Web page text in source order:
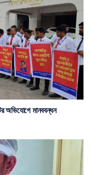
অভিযোগে মানববন্ধন